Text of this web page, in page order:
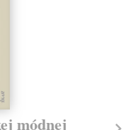
módnej